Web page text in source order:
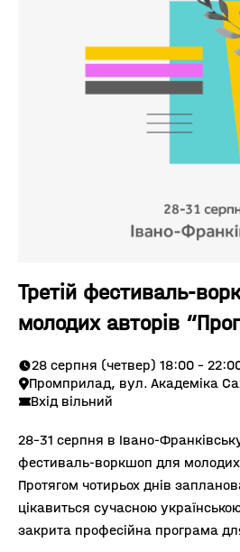
Третій фестиваль-
молодих авторів
28 серпня (четвер) 18:00 -
Промприлад, вул. Академіка
Вхід вільний
28-31 серпня в Івано-
фестиваль-воркшоп для молодих
Протягом чотирьох днів
цікавиться сучасною
закрита професійна програма